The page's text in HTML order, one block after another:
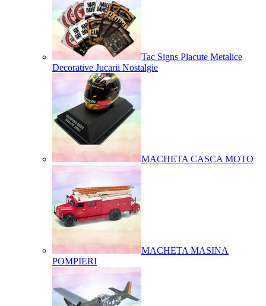
Tac Signs Placute Metalice
Decorative Jucarii Nostalgie
MACHETA CASCA MOTO
MACHETA MASINA
POMPIERI